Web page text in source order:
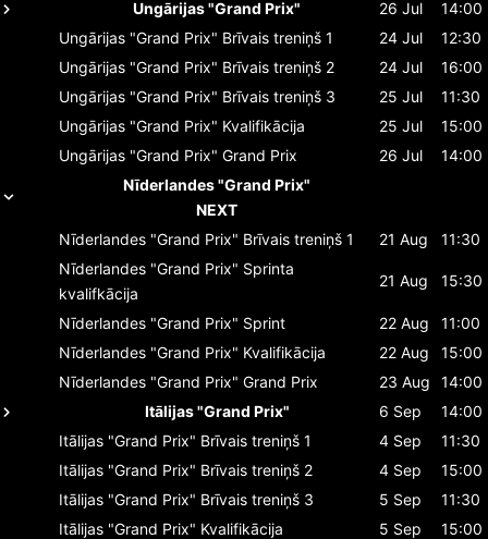
Ungārijas "Grand Prix" 26 Jul
14:00
Ungārijas "Grand Prix" Brīvais treniņš 1 24 Jul
12:30
Ungārijas "Grand Prix" Brīvais treniņš 2 24 Jul
16:00
Ungārijas "Grand Prix" Brīvais treniņš 3 25 Jul
11:30
Ungārijas "Grand Prix" Kvalifikācija 25 Jul
15:00
Ungārijas "Grand Prix" Grand Prix 26 Jul
14:00
Nīderlandes "Grand Prix"
NEXT
Nīderlandes "Grand Prix" Brīvais treniņš 1 21 Aug
11:30
Nīderlandes "Grand Prix" Sprinta
kvalifkācija
21 Aug 15:30
Nīderlandes "Grand Prix" Sprint 22 Aug
11:00
Nīderlandes "Grand Prix" Kvalifikācija 22 Aug
15:00
Nīderlandes "Grand Prix" Grand Prix 23 Aug
14:00
Itālijas "Grand Prix"
6 Sep
14:00
Itālijas "Grand Prix" Brīvais treniņš 1 4 Sep
11:30
Itālijas "Grand Prix" Brīvais treniņš 2 4 Sep
15:00
Itālijas "Grand Prix" Brīvais treniņš 3 5 Sep
11:30
Itālijas "Grand Prix" Kvalifikācija 5 Sep
15:00